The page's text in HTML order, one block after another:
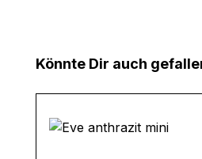
Produktgalerie
Könnte Dir auch